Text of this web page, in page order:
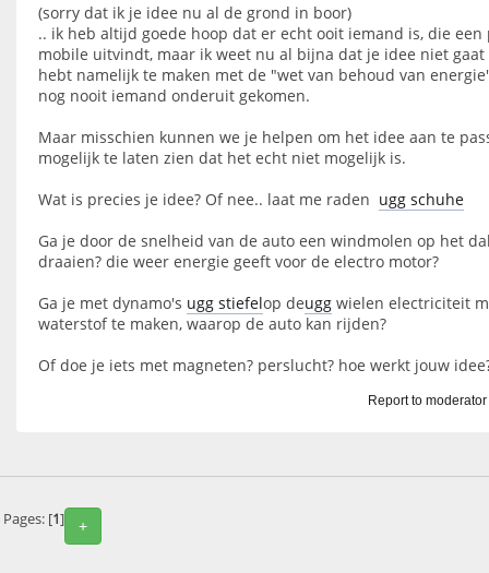
(sorry dat ik je idee nu al de grond in boor)
.. ik heb altijd goede hoop dat er echt ooit iemand is, die
mobile uitvindt, maar ik weet nu al bijna dat je idee niet gaat
hebt namelijk te maken met de "wet van behoud van
nog nooit iemand onderuit gekomen.
Maar misschien kunnen we je helpen om het idee aan te
mogelijk te laten zien dat het echt niet mogelijk is.
Wat is precies je idee? Of nee.. laat me raden ugg schuhe
Ga je door de snelheid van de auto een windmolen op het
draaien? die weer energie geeft voor de electro motor?
Ga je met dynamo's ugg stiefelop deugg wielen electriciteit
waterstof te maken, waarop de auto kan rijden?
Of doe je iets met magneten? perslucht? hoe werkt jouw
Report to moderator
+
Pages: [1]